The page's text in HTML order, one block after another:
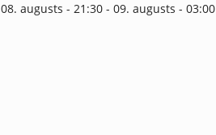
08. augusts - 21:30 - 09. augusts - 03:00